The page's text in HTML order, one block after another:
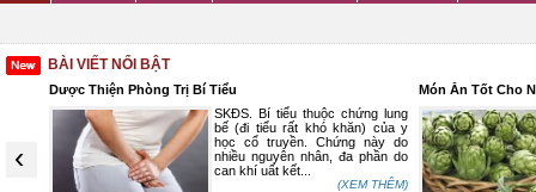
BÀI VIẾT NỔI BẬT
‹
Dược Thiện Phòng Trị Bí Tiểu
SKĐS. Bí tiểu thuộc chứng lung
bế (đi tiểu rất khó khăn) của y
học cổ truyền. Chứng này do
nhiều nguyên nhân, đa phần do
can khí uất kết...
(XEM THÊM)
Món Ăn Tốt Cho